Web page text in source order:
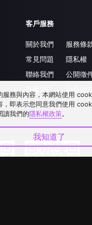
客戶服務
關於我們
常見問題
聯絡我們
服務條
隱私權
公開徵
服務與內容，本網站使用
，即表示您同意我們使用
讀我們的隱私權政策。
我知道了